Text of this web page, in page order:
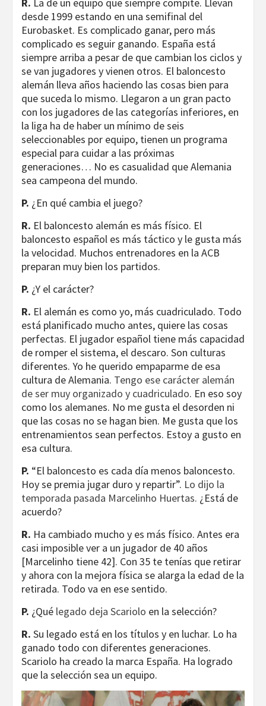
desde 1999 estando en una semifinal del
Eurobasket. Es complicado ganar, pero más
complicado es seguir ganando. España está
siempre arriba a pesar de que cambian los ciclos y
se van jugadores y vienen otros. El baloncesto
alemán lleva años haciendo las cosas bien para
que suceda lo mismo. Llegaron a un gran pacto
con los jugadores de las categorías inferiores, en
la liga ha de haber un mínimo de seis
seleccionables por equipo, tienen un programa
especial para cuidar a las próximas
generaciones… No es casualidad que Alemania
sea campeona del mundo.
P. ¿En qué cambia el juego?
R. El baloncesto alemán es más físico. El
baloncesto español es más táctico y le gusta más
la velocidad. Muchos entrenadores en la ACB
preparan muy bien los partidos.
P. ¿Y el carácter?
R. El alemán es como yo, más cuadriculado. Todo
está planificado mucho antes, quiere las cosas
perfectas. El jugador español tiene más capacidad
de romper el sistema, el descaro. Son culturas
diferentes. Yo he querido empaparme de esa
cultura de Alemania. Tengo ese carácter alemán
de ser muy organizado y cuadriculado. En eso soy
como los alemanes. No me gusta el desorden ni
que las cosas no se hagan bien. Me gusta que los
entrenamientos sean perfectos. Estoy a gusto en
esa cultura.
P. “El baloncesto es cada día menos baloncesto.
Hoy se premia jugar duro y repartir”. Lo dijo la
temporada pasada Marcelinho Huertas. ¿Está de
acuerdo?
R. Ha cambiado mucho y es más físico. Antes era
casi imposible ver a un jugador de 40 años
[Marcelinho tiene 42]. Con 35 te tenías que retirar
y ahora con la mejora física se alarga la edad de la
retirada. Todo va en ese sentido.
P. ¿Qué legado deja Scariolo en la selección?
R. Su legado está en los títulos y en luchar. Lo ha
ganado todo con diferentes generaciones.
Scariolo ha creado la marca España. Ha logrado
que la selección sea un equipo.